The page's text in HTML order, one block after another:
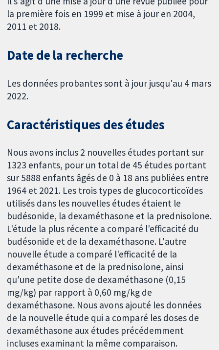
la première fois en 1999 et mise à jour en 2004,
2011 et 2018.
Date de la recherche
Les données probantes sont à jour jusqu'au 4 mars
2022.
Caractéristiques des études
Nous avons inclus 2 nouvelles études portant sur
1323 enfants, pour un total de 45 études portant
sur 5888 enfants âgés de 0 à 18 ans publiées entre
1964 et 2021. Les trois types de glucocorticoïdes
utilisés dans les nouvelles études étaient le
budésonide, la dexaméthasone et la prednisolone.
L'étude la plus récente a comparé l'efficacité du
budésonide et de la dexaméthasone. L'autre
nouvelle étude a comparé l'efficacité de la
dexaméthasone et de la prednisolone, ainsi
qu'une petite dose de dexaméthasone (0,15
mg/kg) par rapport à 0,60 mg/kg de
dexaméthasone. Nous avons ajouté les données
de la nouvelle étude qui a comparé les doses de
dexaméthasone aux études précédemment
incluses examinant la même comparaison.